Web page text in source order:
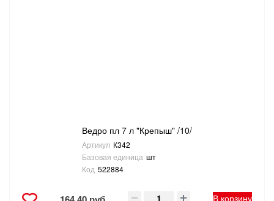
Ведро пл 7 л "Крепыш" /10/
Артикул К342
Базовая единица шт
Код 522884
В корзину